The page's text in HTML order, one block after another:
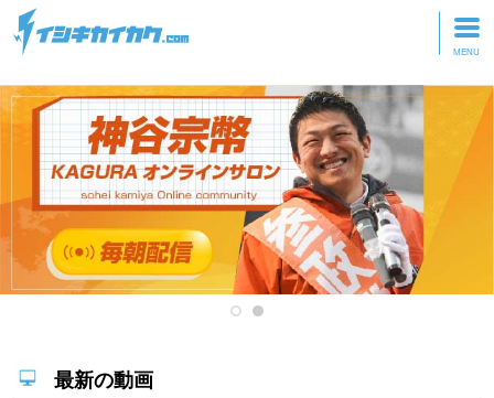
トップページ
動画を見る
記事を読む
セミナーに参加
研修・ツアーに参加
最新の動画